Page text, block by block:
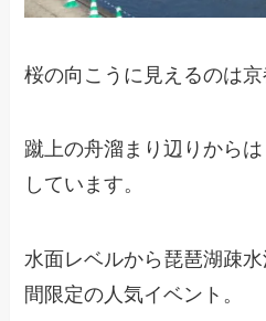
桜の向こうに見えるのは
蹴上の舟溜まり辺りから
しています。
水面レベルから琵琶湖疎
間限定の人気イベント。